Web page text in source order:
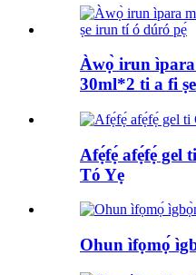
Àwọ̀ irun
30ml*2 ti a fi
Afẹ́fẹ́ afẹ́fẹ́ gel
Tó Yẹ
Ohun ìfọmọ́